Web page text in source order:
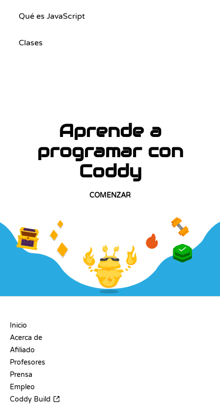
Qué es JavaScript
Clases
Aprende a
programar con
Coddy
COMENZAR
Inicio
Acerca de
Afiliado
Profesores
Prensa
Empleo
Coddy Build